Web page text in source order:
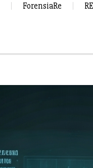
ForensiaRe